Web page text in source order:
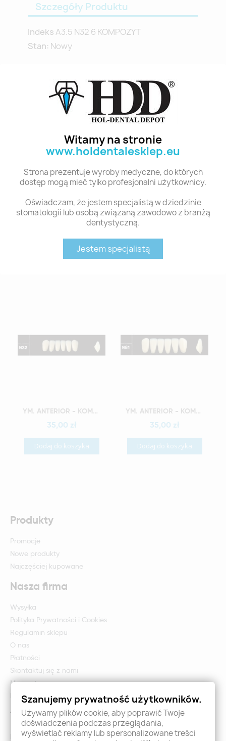
Witamy na stronie
www.holdentalesklep.eu
Strona prezentuje wyroby medyczne, do których
dostęp mogą mieć tylko profesjonalni użytkownicy.
Oświadczam, że jestem specjalistą w dziedzinie
stomatologii lub osobą związaną zawodowo z branżą
dentystyczną.
Jestem specjalistą
Szczegóły Produktu
Indeks A3.5 N32 6 KOMPOZYT
Stan: Nowy
Polecane produkty z tej kategorii
Szybki podgląd YM. ANTERIOR - KOMPOZYTOWE ZĘBY SZTUCZNE A3-N61S
35,00 zł
Dodaj do koszyka
35,00 zł
Dodaj do koszyka
Szybki podgląd YM. ANTERIOR - KOMPOZYTOWE ZĘBY SZTUCZNE A3-N32
35,00 zł
Dodaj do koszyka
Szybki podgląd YM. ANTERIOR - KOMPOZYTOWE ZĘBY SZTUCZNE A3-N81
35,00 zł
Dodaj do koszyka
Produkty
Promocje
Nowe produkty
Najczęściej kupowane
Nasza firma
Wysyłka
Polityka Prywatności i Cookies
Regulamin sklepu
O nas
Płatności
Skontaktuj się z nami
Mapa strony
Formularz zwrotu i reklamacji
Twoje konto
Logowanie
Szanujemy prywatność użytkowników.
Używamy plików cookie, aby poprawić Twoje
doświadczenia podczas przeglądania,
wyświetlać reklamy lub spersonalizowane treści